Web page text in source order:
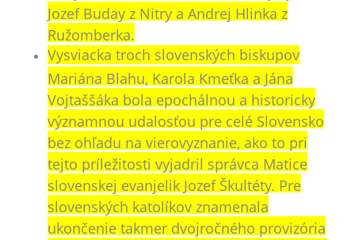
Jozef Buday z Nitry a Andrej Hlinka z
Ružomberka.
Vysviacka troch slovenských biskupov
Mariána Blahu, Karola Kmeťka a Jána
Vojtaššáka bola epochálnou a historicky
významnou udalosťou pre celé Slovensko
bez ohľadu na vierovyznanie, ako to pri
tejto príležitosti vyjadril správca Matice
slovenskej evanjelik Jozef Škultéty. Pre
slovenských katolíkov znamenala
ukončenie takmer dvojročného provizória